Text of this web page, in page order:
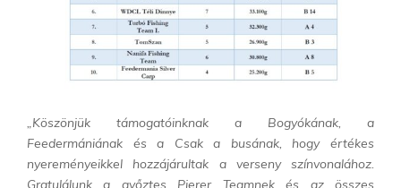
„Köszönjük támogatóinknak a Bogyókának, a
Feedermániának és a Csak a busának, hogy értékes
nyereményeikkel hozzájárultak a verseny színvonalához.
Gratulálunk a győztes Pierer Teamnek és az összes